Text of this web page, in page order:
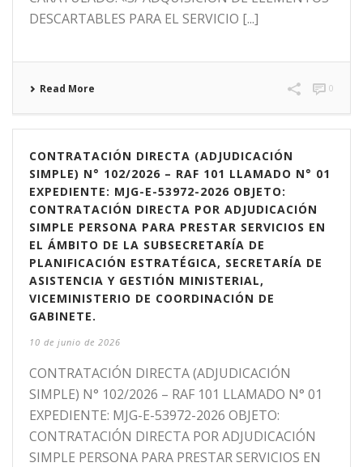
DESCARTABLES PARA EL SERVICIO [...]
Read More 0
CONTRATACIÓN DIRECTA (ADJUDICACIÓN
SIMPLE) N° 102/2026 – RAF 101 LLAMADO N° 01
EXPEDIENTE: MJG-E-53972-2026 OBJETO:
CONTRATACIÓN DIRECTA POR ADJUDICACIÓN
SIMPLE PERSONA PARA PRESTAR SERVICIOS EN
EL ÁMBITO DE LA SUBSECRETARÍA DE
PLANIFICACIÓN ESTRATÉGICA, SECRETARÍA DE
ASISTENCIA Y GESTIÓN MINISTERIAL,
VICEMINISTERIO DE COORDINACIÓN DE
GABINETE.
10 de junio de 2026
CONTRATACIÓN DIRECTA (ADJUDICACIÓN
SIMPLE) N° 102/2026 – RAF 101 LLAMADO N° 01
EXPEDIENTE: MJG-E-53972-2026 OBJETO:
CONTRATACIÓN DIRECTA POR ADJUDICACIÓN
SIMPLE PERSONA PARA PRESTAR SERVICIOS EN